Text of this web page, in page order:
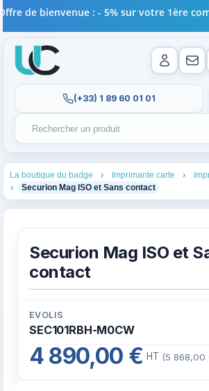
Rechercher un produit
Recherches récentes au focus.
(+33) 1 89 60 01 01
: - 5% sur votre 1ère
La boutique du badge Imprimante carte
Securion Mag ISO et Sans contact 4
Securion Mag ISO et
contact
EVOLIS
SEC101RBH-M0CW
4 890,00 € HT (5 868,00